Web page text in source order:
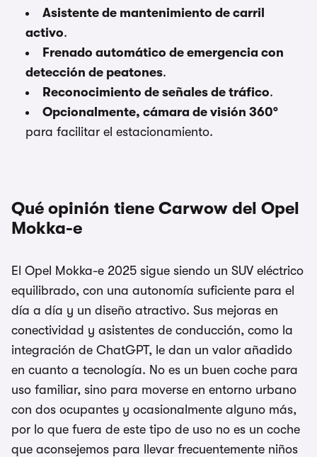
Asistente de mantenimiento de carril
activo.
Frenado automático de emergencia con
detección de peatones.
Reconocimiento de señales de tráfico.
Opcionalmente, cámara de visión 360°
para facilitar el estacionamiento.
Qué opinión tiene Carwow del Opel
Mokka-e
El Opel Mokka-e 2025 sigue siendo un SUV eléctrico
equilibrado, con una autonomía suficiente para el
día a día y un diseño atractivo. Sus mejoras en
conectividad y asistentes de conducción, como la
integración de ChatGPT, le dan un valor añadido
en cuanto a tecnología. No es un buen coche para
uso familiar, sino para moverse en entorno urbano
con dos ocupantes y ocasionalmente alguno más,
por lo que fuera de este tipo de uso no es un coche
que aconsejemos para llevar frecuentemente niños